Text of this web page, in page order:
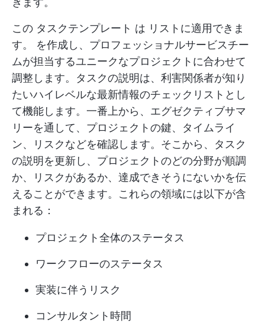
この タスクテンプレート は リストに適用できま
す。
を作成し、プロフェッショナルサービスチー
ムが担当するユニークなプロジェクトに合わせて
調整します。タスクの説明は、利害関係者が知り
たいハイレベルな最新情報のチェックリストとし
て機能します。一番上から、エグゼクティブサマ
リーを通して、プロジェクトの鍵、タイムライ
ン、リスクなどを確認します。そこから、タスク
の説明を更新し、プロジェクトのどの分野が順調
か、リスクがあるか、達成できそうにないかを伝
えることができます。これらの領域には以下が含
まれる：
プロジェクト全体のステータス
ワークフローのステータス
実装に伴うリスク
コンサルタント時間